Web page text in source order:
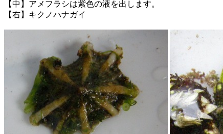
【中】アメフラシは紫色の液を出します。
【右】キクノハナガイ